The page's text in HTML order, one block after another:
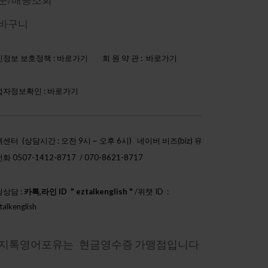
구니
정보 보호정책 : 바로가기 회 원 약 관 : 바로가기
자정보확인 : 바로가기
센터 (상담시간 : 오전 9시 ~ 오후 6시) 네이버 비즈(biz) 유
화 0507-1412-8717 / 070-8621-8717
상담 : 카톡,라인 ID " eztalkenglish " /위챗 ID :
톡영어포유는 현금영수증 가맹점입니다